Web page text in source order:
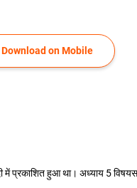
Download on Mobile
में प्रकाशित हुआ था। अध्याय 5